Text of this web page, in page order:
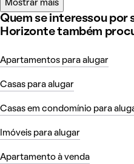
Mostrar mais
Quem se interessou por
Horizonte também
Apartamentos para alugar
Casas para alugar
Casas em condomínio para
Imóveis para alugar
Apartamento à venda